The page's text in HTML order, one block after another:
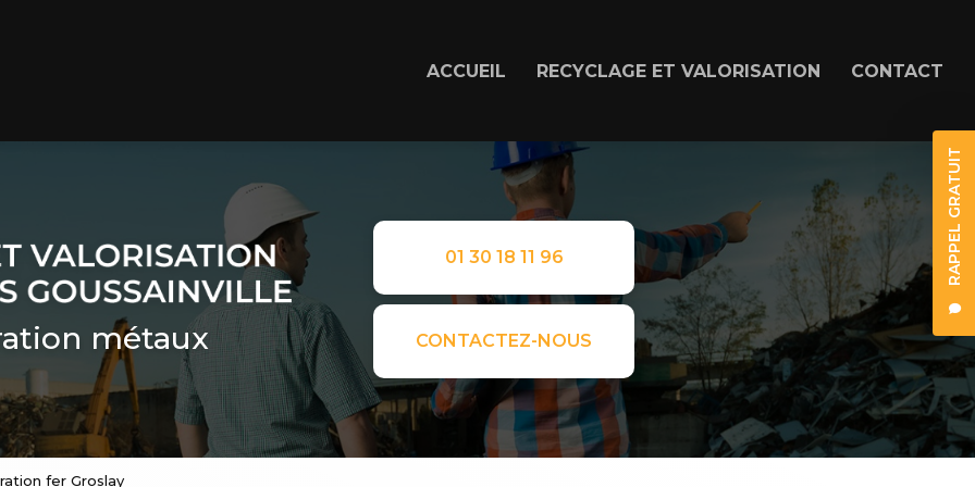
RAPPEL GRATUIT
ACCUEIL RECYCLAGE ET VALORISATION CONTACT
métaux
01 30 18 11 96
CONTACTEZ-NOUS
fer Groslay